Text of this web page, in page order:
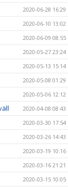
2020-06-28 16:29
2020-06-10 13:02
2020-06-09 08:55
2020-05-27 23:24
2020-05-13 15:14
2020-05-08 01:29
2020-05-06 12:12
2020-04-08 08:43
2020-03-30 17:54
2020-03-26 14:43
2020-03-19 10:16
2020-03-16 21:21
2020-03-15 10:05